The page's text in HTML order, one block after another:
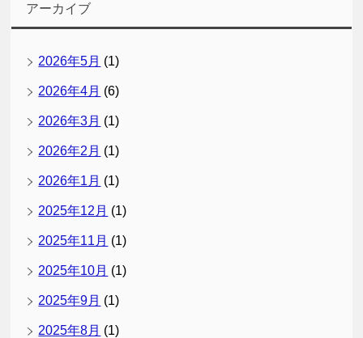
アーカイブ
2026年5月 (1)
2026年4月 (6)
2026年3月 (1)
2026年2月 (1)
2026年1月 (1)
2025年12月 (1)
2025年11月 (1)
2025年10月 (1)
2025年9月 (1)
2025年8月 (1)